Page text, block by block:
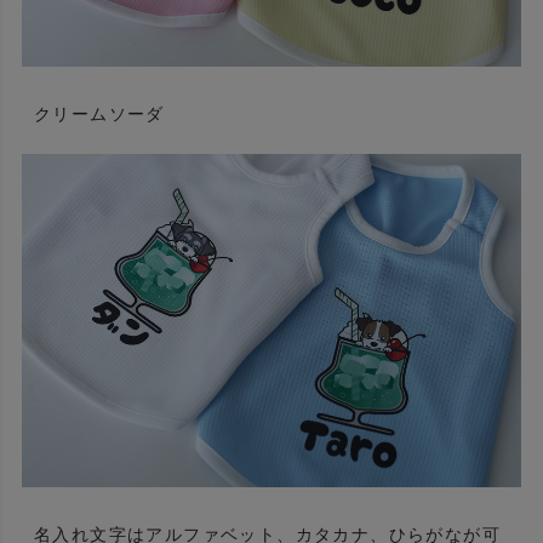
クリームソーダ
名入れ文字はアルファベット、カタカナ、ひらがなが可